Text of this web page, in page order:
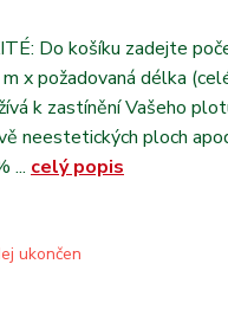
Do košíku zadejte
x požadovaná délka
k zastínění Vašeho
neestetických ploch
... celý popis
ukončen